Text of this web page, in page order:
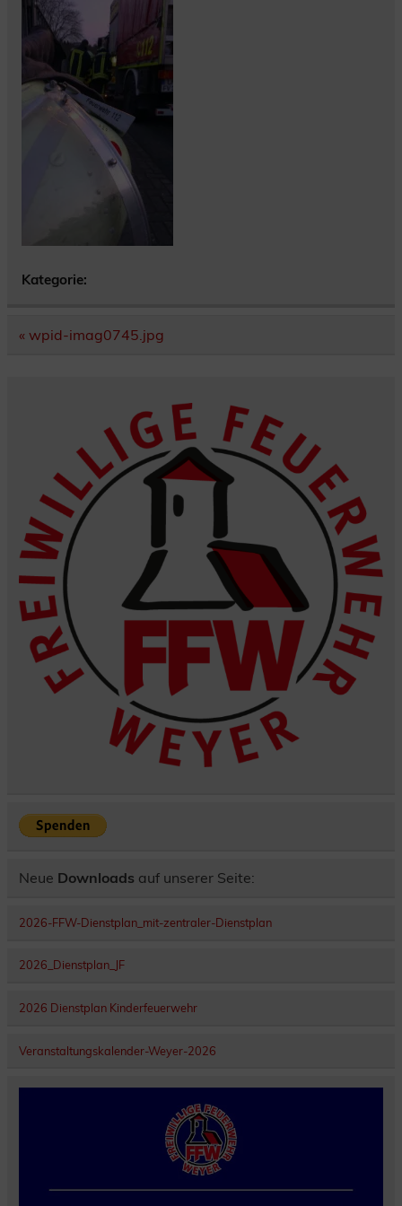
Kategorie:
Beitragsnavigation
« wpid-imag0745.jpg
Neue Downloads auf unserer Seite:
2026-FFW-Dienstplan_mit-zentraler-Dienstplan
2026_Dienstplan_JF
2026 Dienstplan Kinderfeuerwehr
Veranstaltungskalender-Weyer-2026